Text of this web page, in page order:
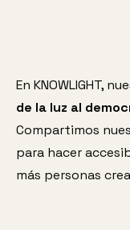
En KNOWLIGHT,
Compartimos
para hacer
más personas